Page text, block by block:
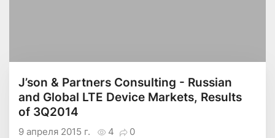
J’son & Partners Consulting - Russian
and Global LTE Device Markets, Results
of 3Q2014
4 0
9 апреля 2015 г.